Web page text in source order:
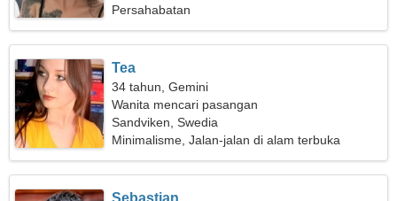
Persahabatan
Tea
34 tahun, Gemini
Wanita mencari pasangan
Sandviken, Swedia
Minimalisme, Jalan-jalan di alam terbuka
Sebastian